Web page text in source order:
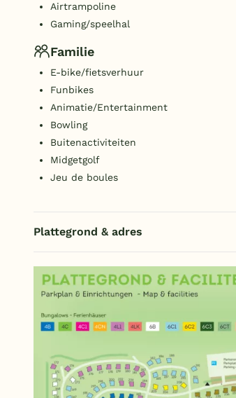
Airtrampoline
Gaming/speelhal
Familie
E-bike/fietsverhuur
Funbikes
Animatie/Entertainment
Bowling
Buitenactiviteiten
Midgetgolf
Jeu de boules
Plattegrond & adres